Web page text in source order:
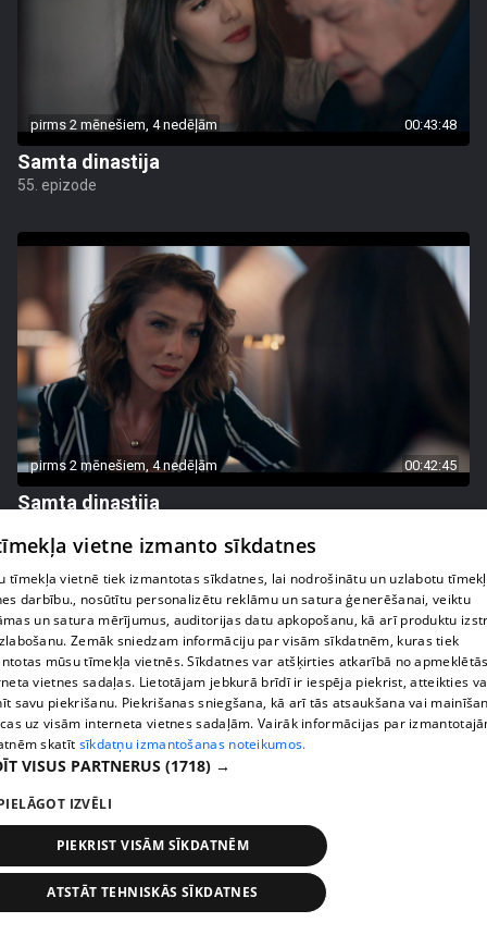
pirms 2 mēnešiem, 4 nedēļām 00:43:48
Samta dinastija
55. epizode
pirms 2 mēnešiem, 4 nedēļām 00:42:45
Samta dinastija
pirms 2 mēnešiem, 4 nedēļām
Samta dinastija
53. epizode
vietne izmanto sīkdatnes
tīmekļa vietnē tiek izmantotas sīkdatnes, lai nodrošinātu un uzlabotu
darbību., nosūtītu personalizētu reklāmu un satura ģenerēšanai, veiktu
un satura mērījumus, auditorijas datu apkopošanu, kā arī produktu
Zemāk sniedzam informāciju par visām sīkdatnēm, kuras tiek
mūsu tīmekļa vietnēs. Sīkdatnes var atšķirties atkarībā no
vietnes sadaļas. Lietotājam jebkurā brīdī ir iespēja piekrist, atteikties
savu piekrišanu. Piekrišanas sniegšana, kā arī tās atsaukšana vai
uz visām interneta vietnes sadaļām. Vairāk informācijas par
skatīt sīkdatņu izmantošanas noteikumos.
VISUS PARTNERUS (1718) →
IZVĒLI
PIEKRIST VISĀM SĪKDATNĒM
ATSTĀT TEHNISKĀS SĪKDATNES